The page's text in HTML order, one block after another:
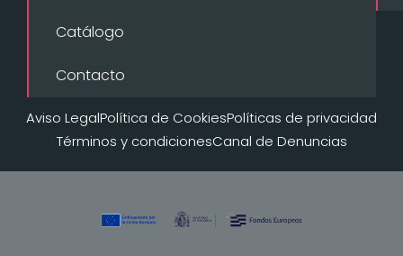
Catálogo
Contacto
Aviso LegalPolítica de CookiesPolíticas de privacidad
Términos y condicionesCanal de Denuncias